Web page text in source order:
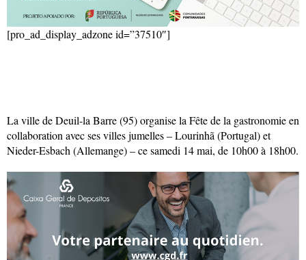
[pro_ad_display_adzone id=”37510″]
La ville de Deuil-la Barre (95) organise la Fête de la gastronomie en
collaboration avec ses villes jumelles – Lourinhã (Portugal) et
Nieder-Esbach (Allemange) – ce samedi 14 mai, de 10h00 à 18h00.